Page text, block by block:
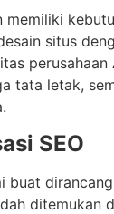
memiliki
situs
perusahaan
tata letak,
SEO
buat
ditemukan